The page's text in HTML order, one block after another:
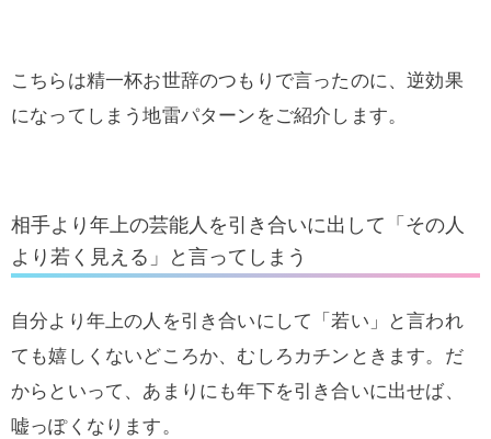
こちらは精一杯お世辞のつもりで言ったのに、逆効果
になってしまう地雷パターンをご紹介します。
相手より年上の芸能人を引き合いに出して「その人
より若く見える」と言ってしまう
自分より年上の人を引き合いにして「若い」と言われ
ても嬉しくないどころか、むしろカチンときます。だ
からといって、あまりにも年下を引き合いに出せば、
嘘っぽくなります。